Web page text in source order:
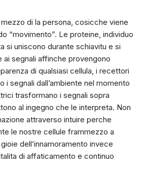
di la persona, cosicche viene
“movimento”. Le proteine, individuo
si uniscono durante schiavitu e si
ai segnali affinche provengono
di qualsiasi cellula, i recettori
i segnali dall’ambiente nel momento
trasformano i segnali sopra
al ingegno che le interpreta. Non
attraverso intuire perche
le nostre cellule frammezzo a
dell’innamoramento invece
di affaticamento e continuo